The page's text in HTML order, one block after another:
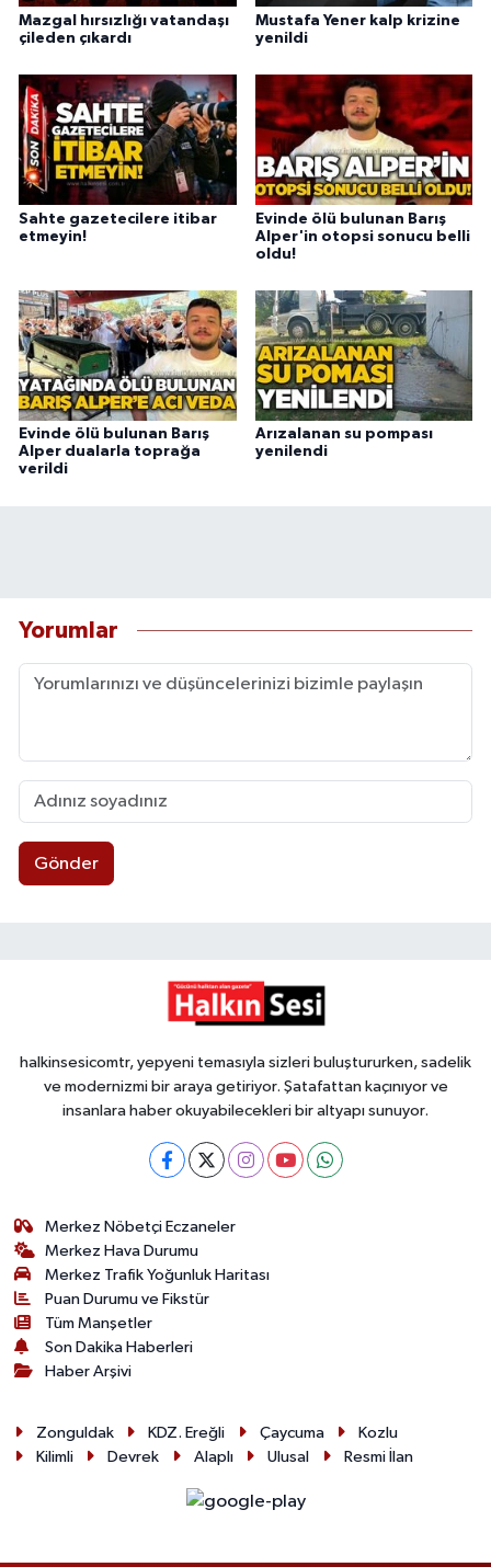
Mazgal hırsızlığı vatandaşı
çileden çıkardı
Mustafa Yener kalp krizine
yenildi
Sahte gazetecilere itibar
etmeyin!
Evinde ölü bulunan Barış
Alper'in otopsi sonucu belli
oldu!
Evinde ölü bulunan Barış
Alper dualarla toprağa
verildi
Arızalanan su pompası
yenilendi
Yorumlar
Gönder
halkinsesicomtr, yepyeni temasıyla sizleri buluştururken, sadelik
ve modernizmi bir araya getiriyor. Şatafattan kaçınıyor ve
insanlara haber okuyabilecekleri bir altyapı sunuyor.
Merkez Nöbetçi Eczaneler
Merkez Hava Durumu
Merkez Trafik Yoğunluk Haritası
Puan Durumu ve Fikstür
Tüm Manşetler
Son Dakika Haberleri
Haber Arşivi
Zonguldak KDZ. Ereğli Çaycuma
Kozlu
Kilimli
Devrek Alaplı Ulusal Resmi İlan